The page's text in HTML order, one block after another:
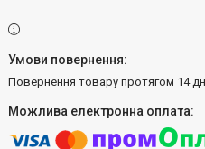
повернення товару протягом 14